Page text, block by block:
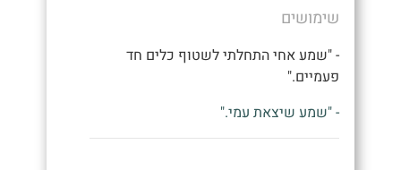
שימושים
- "שמע אחי התחלתי לשטוף כלים חד
פעמיים."
- "שמע שיצאת עמי."